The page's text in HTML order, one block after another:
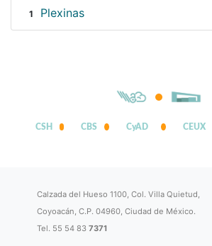
1 Plexinas
CSH CBS CyAD CEUX
Calzada del Hueso 1100, Col. Villa Quietud,
Coyoacán, C.P. 04960, Ciudad de México.
Tel. 55 54 837371